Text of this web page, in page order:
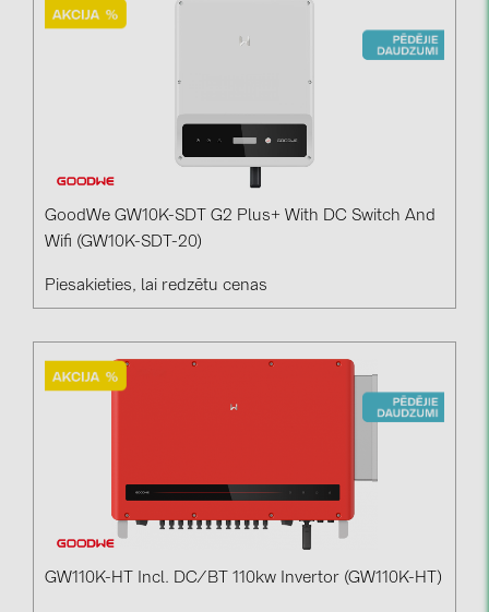
GoodWe GW10K-SDT G2 Plus+ With DC Switch And
Wifi (GW10K-SDT-20)
Piesakieties, lai redzētu cenas
GW110K-HT Incl. DC/BT 110kw Invertor (GW110K-HT)